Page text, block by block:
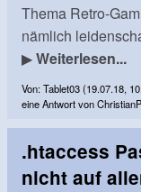
Thema Retro-
nämlich
▶Weiterlesen...
Von: Tablet03 (19.07.18,
eine Antwort von
.htaccess
nicht auf